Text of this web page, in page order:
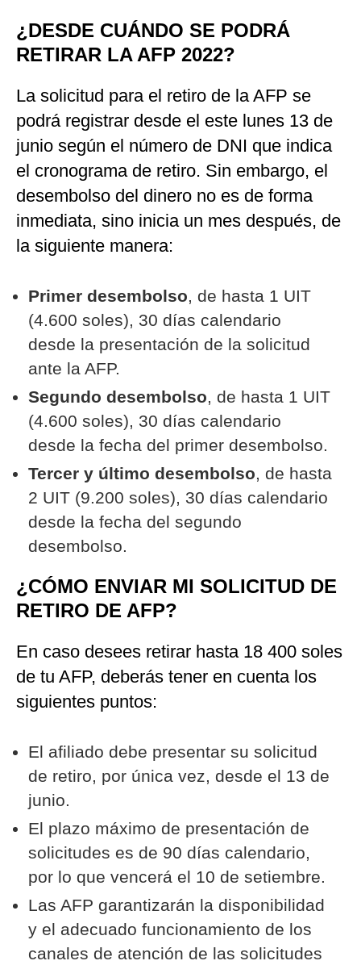
¿DESDE CUÁNDO SE PODRÁ
RETIRAR LA AFP 2022?
La solicitud para el retiro de la AFP se
podrá registrar desde el este lunes 13 de
junio según el número de DNI que indica
el cronograma de retiro. Sin embargo, el
desembolso del dinero no es de forma
inmediata, sino inicia un mes después, de
la siguiente manera:
Primer desembolso, de hasta 1 UIT
(4.600 soles), 30 días calendario
desde la presentación de la solicitud
ante la AFP.
Segundo desembolso, de hasta 1 UIT
(4.600 soles), 30 días calendario
desde la fecha del primer desembolso.
Tercer y último desembolso, de hasta
2 UIT (9.200 soles), 30 días calendario
desde la fecha del segundo
desembolso.
¿CÓMO ENVIAR MI SOLICITUD DE
RETIRO DE AFP?
En caso desees retirar hasta 18 400 soles
de tu AFP, deberás tener en cuenta los
siguientes puntos:
El afiliado debe presentar su solicitud
de retiro, por única vez, desde el 13 de
junio.
El plazo máximo de presentación de
solicitudes es de 90 días calendario,
por lo que vencerá el 10 de setiembre.
Las AFP garantizarán la disponibilidad
y el adecuado funcionamiento de los
canales de atención de las solicitudes